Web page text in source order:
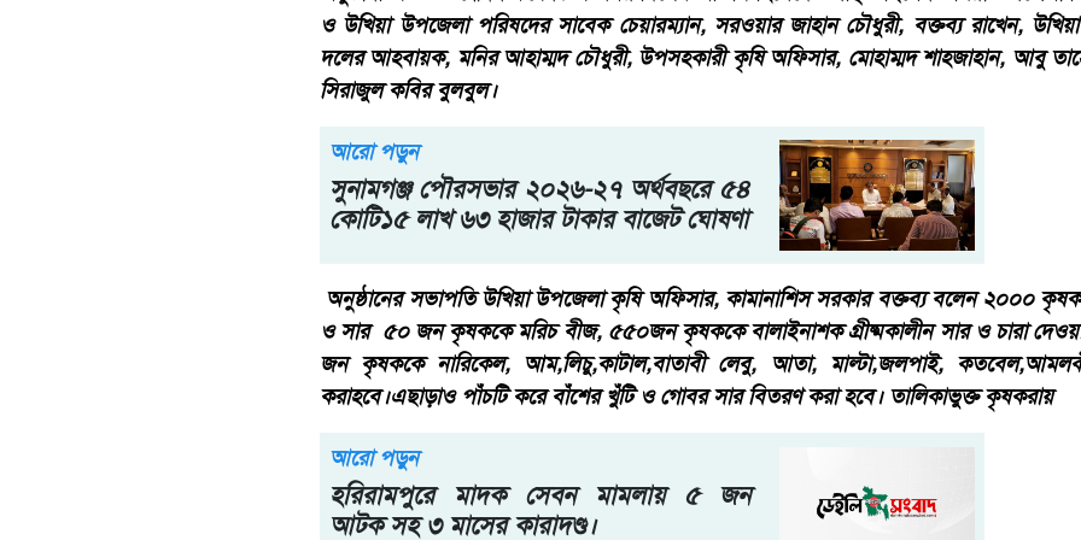
ও উখিয়া উপজেলা পরিষদের সাবেক চেয়ারম্যান, সরওয়ার জাহান চৌধুরী, বক্তব্য রাখেন,
দলের আহবায়ক, মনির আহাম্মদ চৌধুরী, উপসহকারী কৃষি অফিসার, মোহাম্মদ শাহজাহান, আবু
সিরাজুল কবির বুলবুল।
আরো পড়ুন
সুনামগঞ্জ পৌরসভার ২০২৬-২৭ অর্থবছরে ৫৪
কোটি১৫ লাখ ৬৩ হাজার টাকার বাজেট ঘোষণা
অনুষ্ঠানের সভাপতি উখিয়া উপজেলা কৃষি অফিসার, কামানাশিস সরকার বক্তব্য বলেন ২০০০
ও সার ৫০ জন কৃষককে মরিচ বীজ, ৫৫০জন কৃষককে বালাইনাশক গ্রীষ্মকালীন সার ও চারা
জন কৃষককে নারিকেল, আম,লিচু,কাটাল,বাতাবী লেবু, আতা, মাল্টা,জলপাই,
করাহবে।এছাড়াও পাঁচটি করে বাঁশের খুঁটি ও গোবর সার বিতরণ করা হবে। তালিকাভুক্ত কৃষকরায়
আরো পড়ুন
হরিরামপুরে মাদক সেবন মামলায় ৫ জন
আটক সহ ৩ মাসের কারাদণ্ড।